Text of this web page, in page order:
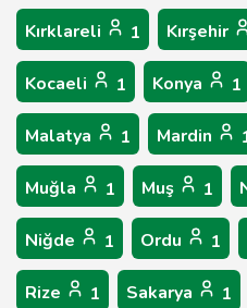
Kırklareli 1 Kırşehir
Kocaeli 1 Konya 1
Malatya 1 Mardin
Muğla 1 Muş 1
Niğde 1 Ordu 1
Rize 1 Sakarya 1